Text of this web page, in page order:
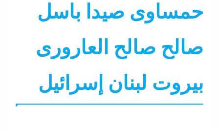
حمساوى صيدا باسل
صالح صالح العارورى
بيروت لبنان إسرائيل
التحليل اللحظي الشرق الأوسط جاءنا الآن نشرة الأخبار